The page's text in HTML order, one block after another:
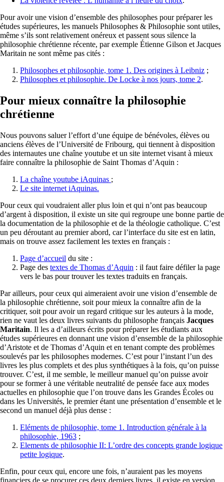
Pour avoir une vision d’ensemble des philosophes pour préparer les
études supérieures, les manuels Philosophes & Philosophie sont utiles,
même s’ils sont relativement onéreux et passent sous silence la
philosophie chrétienne récente, par exemple Étienne Gilson et Jacques
Maritain ne sont même pas cités :
Philosophes et philosophie, tome 1. Des origines à Leibniz ;
Philosophes et philosophie. De Locke à nos jours, tome 2.
Pour mieux connaître la philosophie
chrétienne
Nous pouvons saluer l’effort d’une équipe de bénévoles, élèves ou
anciens élèves de l’Université de Fribourg, qui tiennent à disposition
des internautes une chaîne youtube et un site internet visant à mieux
faire connaître la philosophie de Saint Thomas d’Aquin :
La chaîne youtube iAquinas ;
Le site internet iAquinas.
Pour ceux qui voudraient aller plus loin et qui n’ont pas beaucoup
d’argent à disposition, il existe un site qui regroupe une bonne partie de
la documentation de la philosophie et de la théologie catholique. C’est
un peu déroutant au premier abord, car l’interface du site est en latin,
mais on trouve assez facilement les textes en français :
Page d’accueil du site :
Page des textes de Thomas d’Aquin : il faut faire défiler la page
vers le bas pour trouver les textes traduits en français.
Par ailleurs, pour ceux qui aimeraient avoir une vision d’ensemble de
la philosophie chrétienne, soit pour mieux la connaître afin de la
critiquer, soit pour avoir un regard critique sur les auteurs à la mode,
rien ne vaut les deux livres suivants du philosophe français Jacques
Maritain. Il les a d’ailleurs écrits pour préparer les étudiants aux
études supérieures en donnant une vision d’ensemble de la philosophie
d’Aristote et de Thomas d’Aquin et en tenant compte des problèmes
soulevés par les philosophes modernes. C’est pour l’instant l’un des
livres les plus complets et des plus synthétiques à la fois, qu’on puisse
trouver. C’est, il me semble, le meilleur manuel qu’on puisse avoir
pour se former à une véritable neutralité de pensée face aux modes
actuelles en philosophie que l’on trouve dans les Grandes Écoles ou
dans les Universités, le premier étant une présentation d’ensemble et le
second un manuel déjà plus dense :
Eléments de philosophie, tome 1. Introduction générale à la
philosophie, 1963 ;
Elements de philosophie II: L’ordre des concepts grande logique
petite logique.
Enfin, pour ceux qui, encore une fois, n’auraient pas les moyens
financiers de se procurer ces deux derniers livres, il existe en version